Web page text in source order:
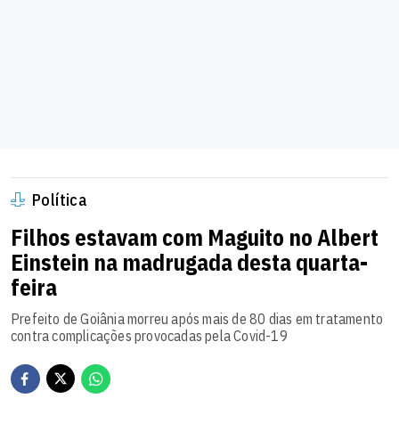
Política
Filhos estavam com Maguito no Albert
Einstein na madrugada desta quarta-
feira
Prefeito de Goiânia morreu após mais de 80 dias em tratamento
contra complicações provocadas pela Covid-19